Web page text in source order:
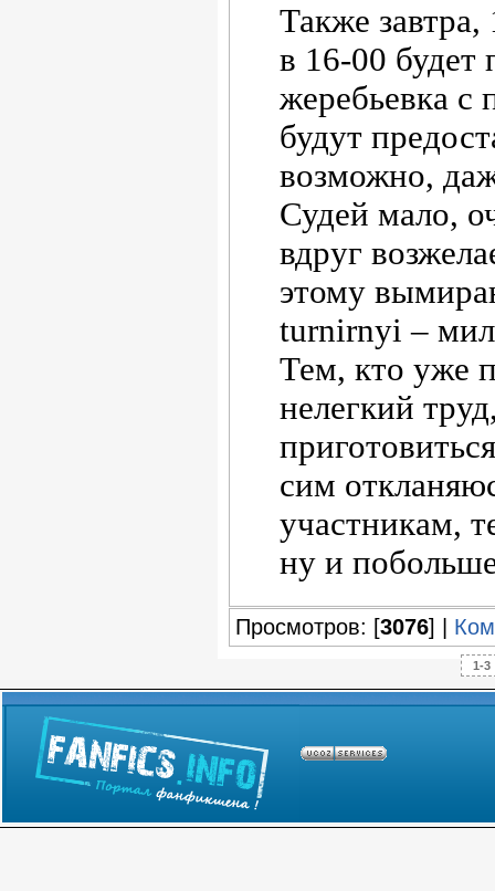
Также
в 16-00 будет
жеребьевка с
будут
возможно,
Судей мало,
вдруг
этому
turnirnyi –
Тем, кто уже
нелегкий
сим
участникам,
ну и
Просмотров: [3076] |
1-3